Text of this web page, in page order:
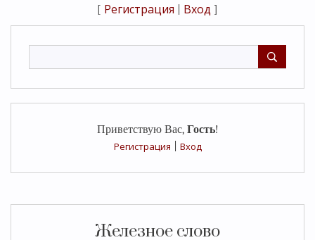
Приветствую Вас, Гость!
Регистрация
Вход
Железное слово
[ Регистрация Вход ]